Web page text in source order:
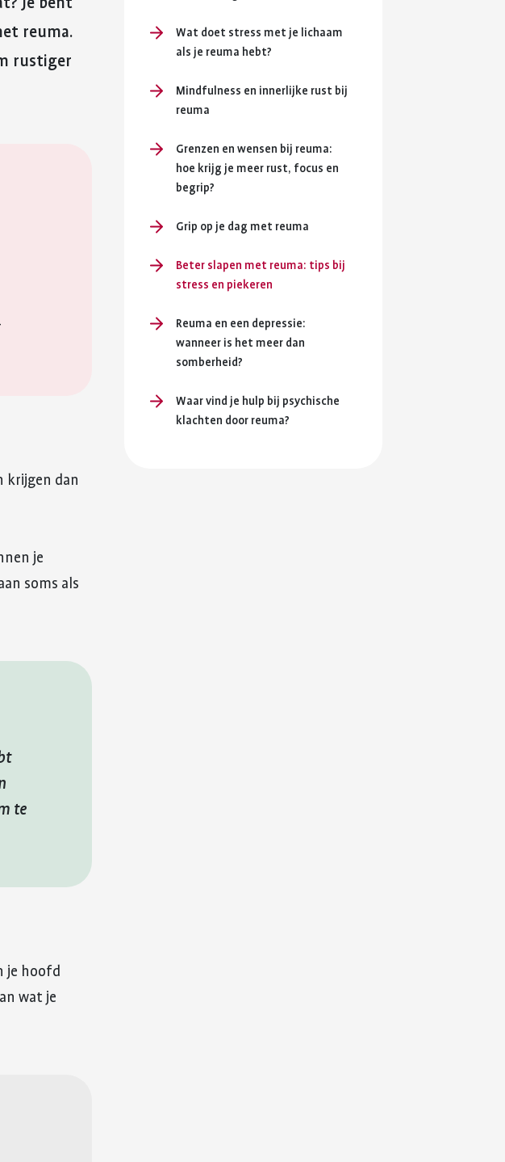
de eerste
Meer over voeding en
reuma.
rustiger
krijgen dan
je
soms als
te
je hoofd
wat je
Wat doet stress met je lichaam
als je reuma hebt?
Mindfulness en innerlijke rust bij
reuma
Grenzen en wensen bij reuma:
hoe krijg je meer rust, focus en
begrip?
Grip op je dag met reuma
Beter slapen met reuma: tips bij
stress en piekeren
Reuma en een depressie:
wanneer is het meer dan
somberheid?
Waar vind je hulp bij psychische
klachten door reuma?